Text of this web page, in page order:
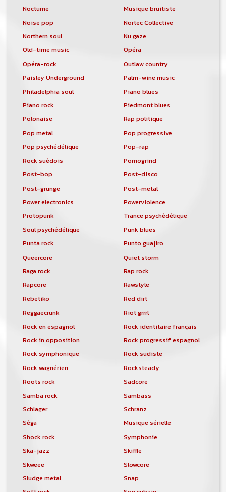
Nocturne
Musique bruitiste
Noise pop
Nortec Collective
Northern soul
Nu gaze
Old-time music
Opéra
Opéra-rock
Outlaw country
Paisley Underground
Palm-wine music
Philadelphia soul
Piano blues
Piano rock
Piedmont blues
Polonaise
Rap politique
Pop metal
Pop progressive
Pop psychédélique
Pop-rap
Rock suédois
Pornogrind
Post-bop
Post-disco
Post-grunge
Post-metal
Power electronics
Powerviolence
Protopunk
Trance psychédélique
Soul psychédélique
Punk blues
Punta rock
Punto guajiro
Queercore
Quiet storm
Raga rock
Rap rock
Rapcore
Rawstyle
Rebetiko
Red dirt
Reggaecrunk
Riot grrrl
Rock en espagnol
Rock identitaire français
Rock in opposition
Rock progressif espagnol
Rock symphonique
Rock sudiste
Rock wagnérien
Rocksteady
Roots rock
Sadcore
Samba rock
Sambass
Schlager
Schranz
Séga
Musique sérielle
Shock rock
Symphonie
Ska-jazz
Skiffle
Skweee
Slowcore
Sludge metal
Snap